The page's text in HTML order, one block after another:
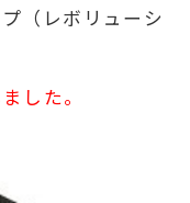
（レボリューシ
した。